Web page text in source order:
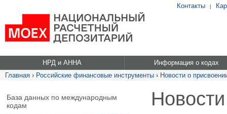
Контакты |
НРД и АННА
Информация о кодах
Главная › Российские финансовые инструменты › Новости о
База данных по международным
кодам